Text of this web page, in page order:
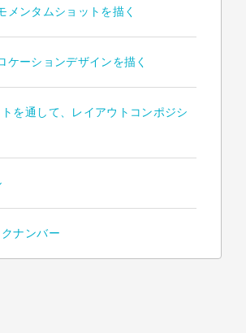
メンタムショットを描く
ケーションデザインを描く
を通して、レイアウトコンポジシ
ナンバー